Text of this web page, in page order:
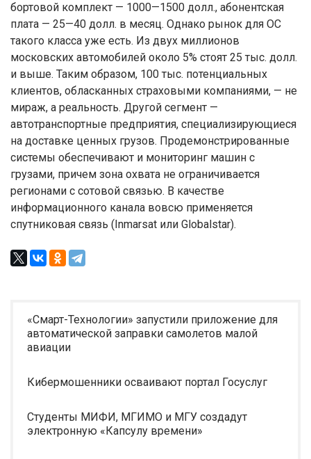
бортовой комплект — 1000—1500 долл., абонентская
плата — 25—40 долл. в месяц. Однако рынок для ОС
такого класса уже есть. Из двух миллионов
московских автомобилей около 5% стоят 25 тыс. долл.
и выше. Таким образом, 100 тыс. потенциальных
клиентов, обласканных страховыми компаниями, — не
мираж, а реальность. Другой сегмент —
автотранспортные предприятия, специализирующиеся
на доставке ценных грузов. Продемонстрированные
системы обеспечивают и мониторинг машин с
грузами, причем зона охвата не ограничивается
регионами с сотовой связью. В качестве
информационного канала вовсю применяется
спутниковая связь (Inmarsat или Globalstar).
«Смарт-Технологии» запустили приложение для
автоматической заправки самолетов малой
авиации
Кибермошенники осваивают портал Госуслуг
Студенты МИФИ, МГИМО и МГУ создадут
электронную «Капсулу времени»